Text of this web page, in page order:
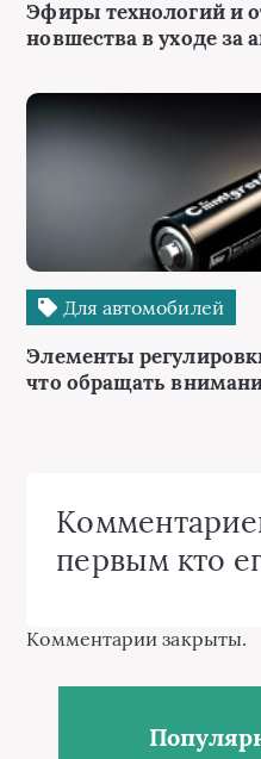
Эфиры технологий и
новшества в уходе за
Для автомобилей
Элементы
что обращать
первым кто
Комментарии закрыты.